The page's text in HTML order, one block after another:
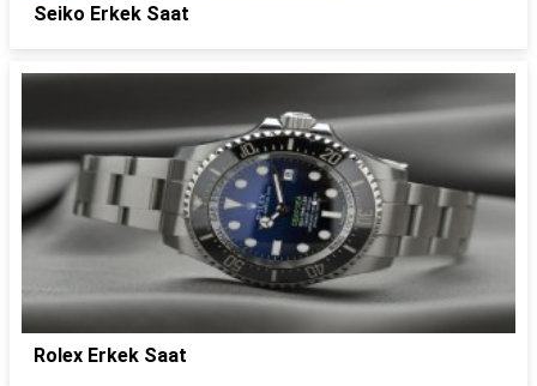
Seiko Erkek Saat
Rolex Erkek Saat